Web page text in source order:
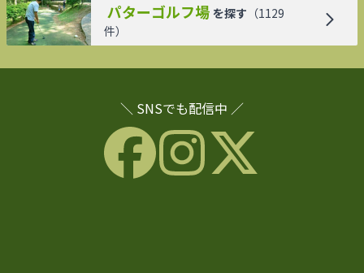
パターゴルフ場 を探す （1129
件）
＼ SNSでも配信中 ／